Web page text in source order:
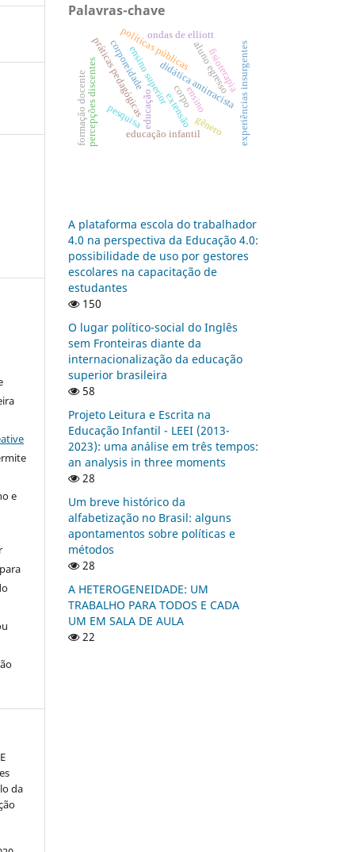
e
da
Palavras-chave
educação corpoensino
pesquisa extensão
práticas pedagógicas didática antirracistaexperiências insurgentes
educação infantil
percepções discentes
políticas públicas
ensino superior aluno egresso
fisioterapia
gênero
corporeidade
formação docente
ondas de elliott
A plataforma escola do trabalhador
4.0 na perspectiva da Educação 4.0:
possibilidade de uso por gestores
escolares na capacitação de
estudantes
150
O lugar político-social do Inglês
sem Fronteiras diante da
internacionalização da educação
superior brasileira
58
Projeto Leitura e Escrita na
Educação Infantil - LEEI (2013-
2023): uma análise em três tempos:
an analysis in three moments
28
Um breve histórico da
alfabetização no Brasil: alguns
apontamentos sobre políticas e
métodos
28
A HETEROGENEIDADE: UM
TRABALHO PARA TODOS E CADA
UM EM SALA DE AULA
22